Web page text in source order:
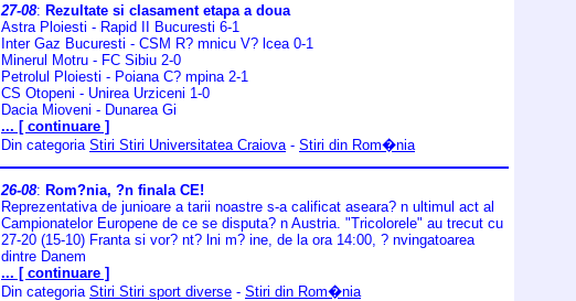
27-08: Rezultate si clasament etapa a doua
Astra Ploiesti - Rapid II Bucuresti 6-1
Inter Gaz Bucuresti - CSM R? mnicu V? lcea 0-1
Minerul Motru - FC Sibiu 2-0
Petrolul Ploiesti - Poiana C? mpina 2-1
CS Otopeni - Unirea Urziceni 1-0
Dacia Mioveni - Dunarea Gi
... [ continuare ]
Din categoria Stiri Stiri Universitatea Craiova - Stiri din Rom�nia
26-08: Rom?nia, ?n finala CE!
Reprezentativa de junioare a tarii noastre s-a calificat aseara? n ultimul act al
Campionatelor Europene de ce se disputa? n Austria. "Tricolorele" au trecut cu
27-20 (15-10) Franta si vor? nt? lni m? ine, de la ora 14:00, ? nvingatoarea
dintre Danem
... [ continuare ]
Din categoria Stiri Stiri sport diverse - Stiri din Rom�nia